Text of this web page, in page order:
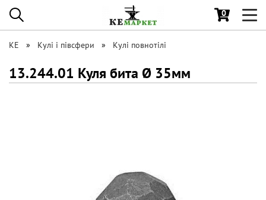
0
КЕ Кулі і півсфери Кулі повнотілі
13.244.01 Куля бита Ø 35мм